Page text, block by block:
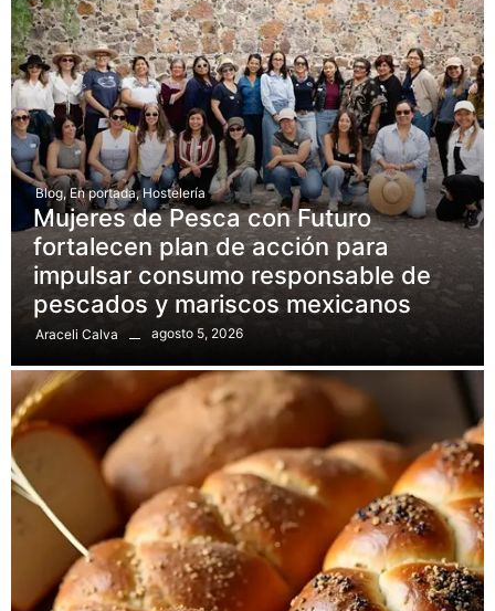
Blog, En portada, Hostelería
Mujeres de Pesca con Futuro
fortalecen plan de acción para
impulsar consumo responsable de
pescados y mariscos mexicanos
Araceli Calva agosto 5, 2026